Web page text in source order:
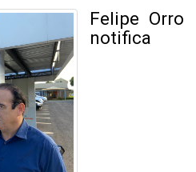
Felipe Orro
notifica